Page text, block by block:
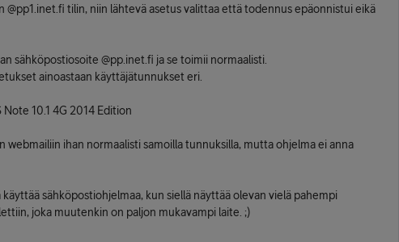
@pp1.inet.fi tilin, niin lähtevä asetus valittaa että todennus epäonnistui eikä
sähköpostiosoite @pp.inet.fi ja se toimii normaalisti.
ainoastaan käyttäjätunnukset eri.
10.1 4G 2014 Edition
webmailiin ihan normaalisti samoilla tunnuksilla, mutta ohjelma ei anna
sähköpostiohjelmaa, kun siellä näyttää olevan vielä pahempi
joka muutenkin on paljon mukavampi laite. ;)